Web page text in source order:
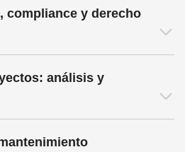
compliance y derecho
análisis y